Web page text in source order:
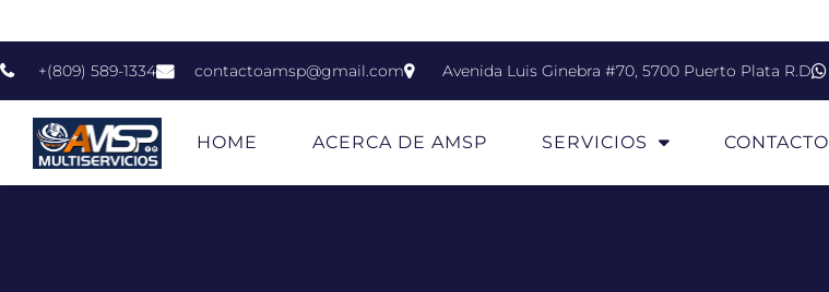
+(809) 589-1334 contactoamsp@gmail.com Avenida Luis Ginebra #70, 5700 Puerto Plata R.D
HOME ACERCA DE AMSP SERVICIOS CONTACTO